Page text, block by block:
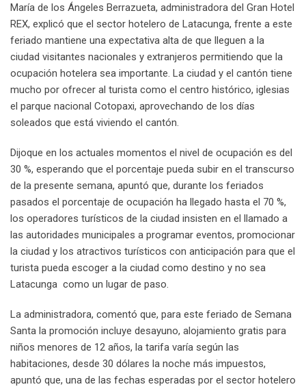
María de los Ángeles Berrazueta, administradora del Gran Hotel
REX, explicó que el sector hotelero de Latacunga, frente a este
feriado mantiene una expectativa alta de que lleguen a la
ciudad visitantes nacionales y extranjeros permitiendo que la
ocupación hotelera sea importante. La ciudad y el cantón tiene
mucho por ofrecer al turista como el centro histórico, iglesias
el parque nacional Cotopaxi, aprovechando de los días
soleados que está viviendo el cantón.
Dijoque en los actuales momentos el nivel de ocupación es del
30 %, esperando que el porcentaje pueda subir en el transcurso
de la presente semana, apuntó que, durante los feriados
pasados el porcentaje de ocupación ha llegado hasta el 70 %,
los operadores turísticos de la ciudad insisten en el llamado a
las autoridades municipales a programar eventos, promocionar
la ciudad y los atractivos turísticos con anticipación para que el
turista pueda escoger a la ciudad como destino y no sea
Latacunga como un lugar de paso.
La administradora, comentó que, para este feriado de Semana
Santa la promoción incluye desayuno, alojamiento gratis para
niños menores de 12 años, la tarifa varía según las
habitaciones, desde 30 dólares la noche más impuestos,
apuntó que, una de las fechas esperadas por el sector hotelero